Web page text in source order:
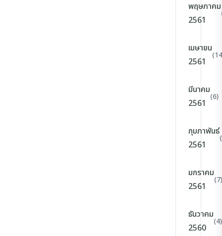
พฤษภาคม
2561
เมษายน
2561
มีนาคม
2561
(6)
กุมภาพันธ์
2561
มกราคม
2561
(7)
ธันวาคม
2560
(4)